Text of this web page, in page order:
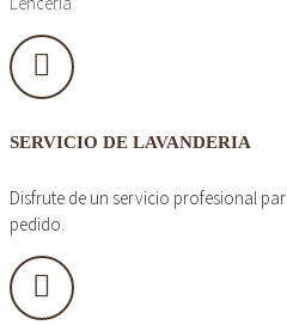
SERVICIO DE LAVANDERIA
Disfrute de un servicio profesional
pedido.